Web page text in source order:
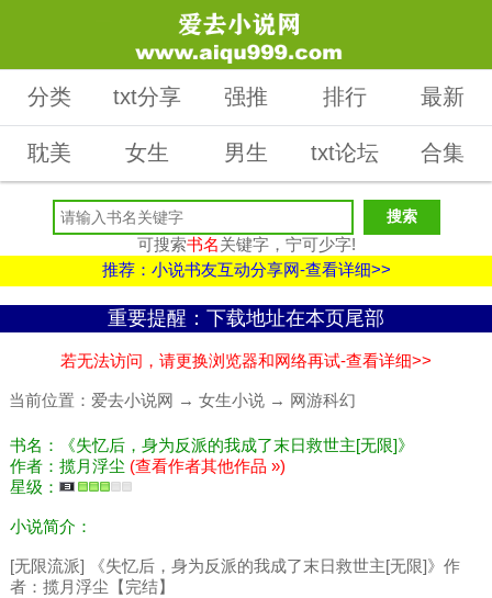
分类 txt分享 强推 排行 最新
耽美 女生 男生 txt论坛 合集
可搜索书名关键字，宁可少字!
推荐：小说书友互动分享网-查看详细>>
重要提醒：下载地址在本页尾部
若无法访问，请更换浏览器和网络再试-查看详细>>
当前位置： 爱去小说网 → 女生小说 → 网游科幻
书名：《失忆后，身为反派的我成了末日救世主[无限]》
作者：揽月浮尘 (查看作者其他作品 »)
星级：
小说简介：
[无限流派] 《失忆后，身为反派的我成了末日救世主[无限]》作
者：揽月浮尘【完结】